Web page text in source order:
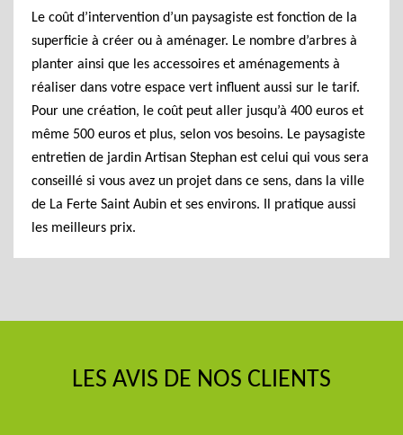
Le coût d’intervention d’un paysagiste est fonction de la
superficie à créer ou à aménager. Le nombre d’arbres à
planter ainsi que les accessoires et aménagements à
réaliser dans votre espace vert influent aussi sur le tarif.
Pour une création, le coût peut aller jusqu’à 400 euros et
même 500 euros et plus, selon vos besoins. Le paysagiste
entretien de jardin Artisan Stephan est celui qui vous sera
conseillé si vous avez un projet dans ce sens, dans la ville
de La Ferte Saint Aubin et ses environs. Il pratique aussi
les meilleurs prix.
LES AVIS DE NOS CLIENTS